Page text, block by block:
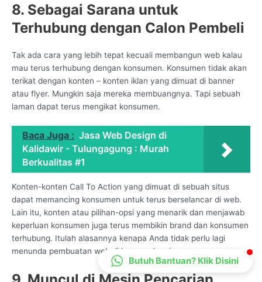
8. Sebagai Sarana untuk
Terhubung dengan Calon Pembeli
Tak ada cara yang lebih tepat kecuali membangun web kalau
mau terus terhubung dengan konsumen. Konsumen tidak akan
terikat dengan konten – konten iklan yang dimuat di banner
atau flyer. Mungkin saja mereka membuangnya. Tapi sebuah
laman dapat terus mengikat konsumen.
Baca Juga : Jasa Web Design di
Kalidawir - Tulungagung : Murah
Berkualitas #1
Konten-konten Call To Action yang dimuat di sebuah situs
dapat memancing konsumen untuk terus berselancar di web.
Lain itu, konten atau pilihan-opsi yang menarik dan menjawab
keperluan konsumen juga terus membikin brand dan konsumen
terhubung. Itulah alasannya kenapa Anda tidak perlu lagi
menunda pembuatan web di layanan kami.
CS Lenteraweb
Butuh Bantuan? Klik Disini